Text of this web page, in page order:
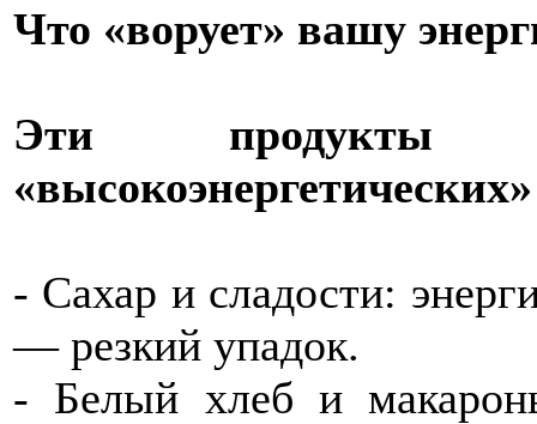
Что «ворует» вашу
Эти
- Сахар и сладости:
— резкий упадок.
- Белый хлеб и